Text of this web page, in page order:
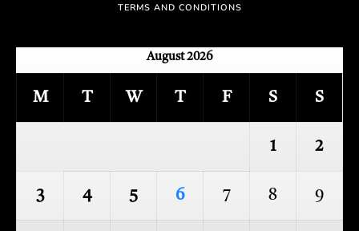
TERMS AND CONDITIONS
August 2026
M T W T F S S
1 2
3 4 5 6 7 8 9